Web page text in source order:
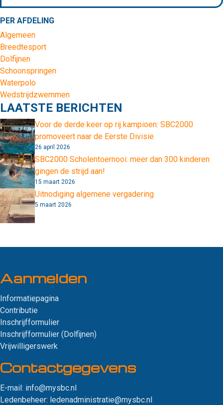
PER AFDELING
Algemeen
Breedtesport
Dolfijnen
Schoonspringen
Waterpolo
Wedstrijdzwemmen
LAATSTE BERICHTEN
Voor de derde keer op rij kampioen: SBC2000
promoveert naar de Eerste Divisie
26 april 2026
SBC2000 Scholentoernooi: meer dan 300 kinderen
gingen de strijd aan!
15 maart 2026
Uitnodiging algemene vergadering
5 maart 2026
Aanmelden
Informatiepagina
Contributie
Inschrijfformulier
Inschrijfformulier (Dolfijnen)
Vrijwilligerswerk
Contact­gegevens
E-mail: info@mysbc.nl
Ledenbeheer: ledenadministratie@mysbc.nl